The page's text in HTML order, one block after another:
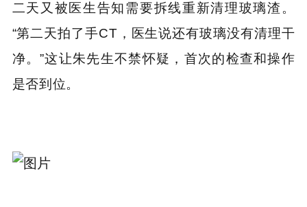
二天又被医生告知需要拆线重新清理玻璃渣。
“第二天拍了手CT，医生说还有玻璃没有清理干
净。”这让朱先生不禁怀疑，首次的检查和操作
是否到位。